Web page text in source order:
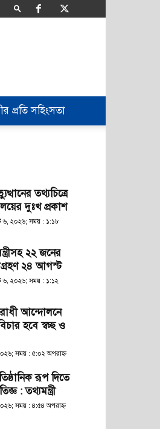
প্রতি সহিংসতা
তথ্যচিত্রে
দুঃখ প্রকাশ
৬, ২০২৬; সময় : ১:১৮
২২ জনের
২৪ আগস্ট
৬, ২০২৬; সময় : ১:১২
আন্দোলনে
হবে স্বচ্ছ ও
সময় : ৫:০২ অপরাহ্ণ
রূপ দিতে
: তথ্যমন্ত্রী
সময় : ৪:৫৪ অপরাহ্ণ